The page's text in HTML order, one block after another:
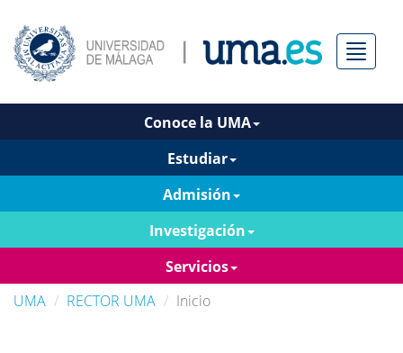
Menú
Conoce la UMA
Estudiar
Admisión
Investigación
Servicios
UMA
RECTOR UMA Inicio